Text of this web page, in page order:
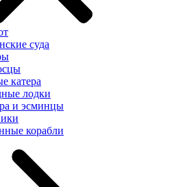
суда
катера
лодки
и эсминцы
корабли